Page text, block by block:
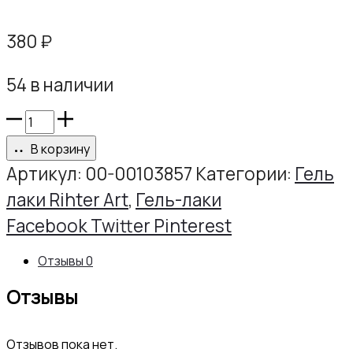
380₽
54 в наличии
Количество
товара
Гель-
лак
РИХТЕР
№063,
10г
В корзину
Артикул: 00-00103857 Категории: Гель
лаки Rihter Art, Гель-лаки
Share
FacebookTwitter Pinterest
Отзывы0
Отзывы
Отзывов пока нет.